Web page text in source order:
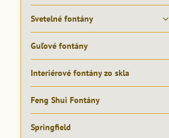
Svetelné fontány
Guľové fontány
Interiérové fontány zo skla
Feng Shui Fontány
Springfield